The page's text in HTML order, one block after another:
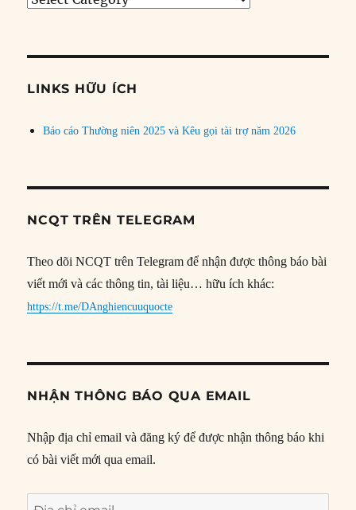
đề
LINKS HỮU ÍCH
Báo cáo Thường niên 2025 và Kêu gọi tài trợ năm 2026
NCQT TRÊN TELEGRAM
Theo dõi NCQT trên Telegram để nhận được thông báo bài
viết mới và các thông tin, tài liệu… hữu ích khác:
https://t.me/DAnghiencuuquocte
NHẬN THÔNG BÁO QUA EMAIL
Nhập địa chỉ email và đăng ký để được nhận thông báo khi
có bài viết mới qua email.
Địa